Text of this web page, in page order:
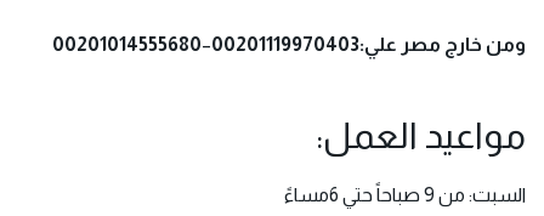
ومن خارج مصر علي:00201119970403 –
00201014555680
مواعيد العمل:
السبت: من 9 صباحاً حتي 6مساءً